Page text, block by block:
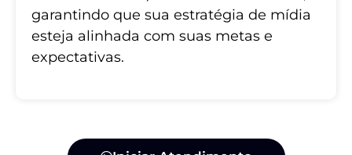
garantindo que sua estratégia de mídia
esteja alinhada com suas metas e
expectativas.